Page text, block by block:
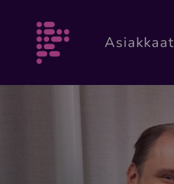
Morselogo
Asiakkaat